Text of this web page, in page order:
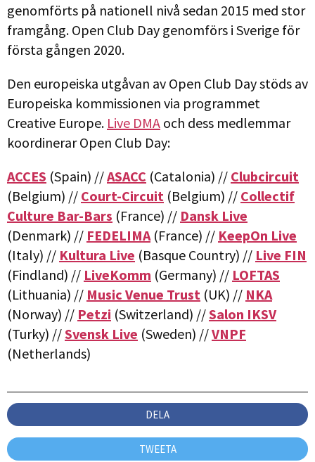
genomförts på nationell nivå sedan 2015 med stor
framgång. Open Club Day genomförs i Sverige för
första gången 2020.
Den europeiska utgåvan av Open Club Day stöds av
Europeiska kommissionen via programmet
Creative Europe. Live DMA och dess medlemmar
koordinerar Open Club Day:
ACCES (Spain) //ASACC (Catalonia) // Clubcircuit
(Belgium) // Court-Circuit (Belgium) // Collectif
Culture Bar-Bars (France) // Dansk Live
(Denmark) // FEDELIMA (France) // KeepOn Live
(Italy) // Kultura Live (Basque Country) // Live FIN
(Findland) // LiveKomm (Germany) // LOFTAS
(Lithuania) // Music Venue Trust (UK) // NKA
(Norway) // Petzi (Switzerland) //Salon IKSV
(Turky) //Svensk Live (Sweden) //VNPF
(Netherlands)
DELA
TWEETA